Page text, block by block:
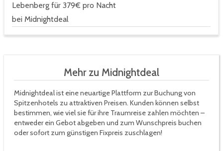
Lebenberg für 379€ pro Nacht
bei Midnightdeal
Mehr zu Midnightdeal
Midnightdeal ist eine neuartige Plattform zur Buchung von
Spitzenhotels zu attraktiven Preisen. Kunden können selbst
bestimmen, wie viel sie für ihre Traumreise zahlen möchten –
entweder ein Gebot abgeben und zum Wunschpreis buchen
oder sofort zum günstigen Fixpreis zuschlagen!